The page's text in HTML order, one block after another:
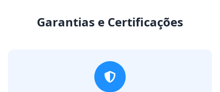
Garantias e Certificações